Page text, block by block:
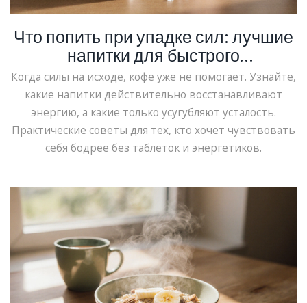
Что попить при упадке сил: лучшие
напитки для быстрого
восстановления энергии
Когда силы на исходе, кофе уже не помогает. Узнайте,
какие напитки действительно восстанавливают
энергию, а какие только усугубляют усталость.
Практические советы для тех, кто хочет чувствовать
себя бодрее без таблеток и энергетиков.